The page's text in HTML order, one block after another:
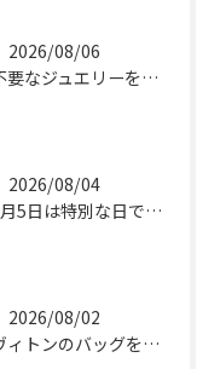
2026/08/06
不要なジュエリーを眠らせていませんか？
2026/08/04
8月5日は特別な日です。
2026/08/02
ヴィトンのバッグを久しぶりに取り出しましたか？